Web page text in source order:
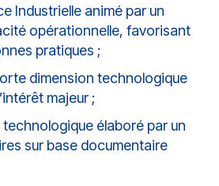
Industrielle animé par un
opérationnelle, favorisant
pratiques ;
dimension technologique
majeur ;
technologique élaboré par un
sur base documentaire